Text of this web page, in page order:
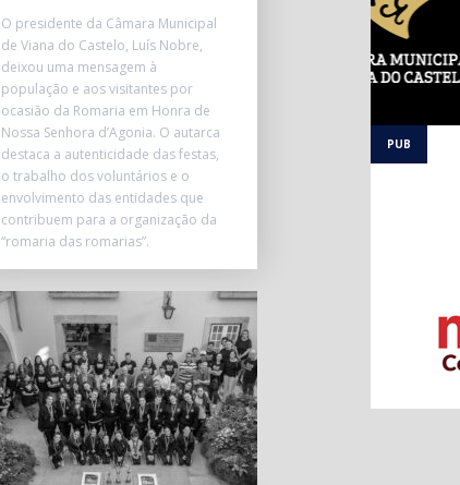
O presidente da Câmara Municipal
de Viana do Castelo, Luís Nobre,
deixou uma mensagem à
população e aos visitantes por
ocasião da Romaria em Honra de
Nossa Senhora d’Agonia. O autarca
destaca a autenticidade das festas,
o trabalho dos voluntários e o
envolvimento das entidades que
contribuem para a organização da
“romaria das romarias”.